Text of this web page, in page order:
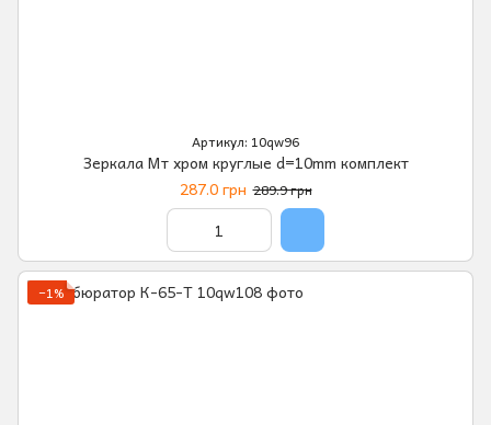
Артикул: 10qw96
Зеркала Мт хром круглые d=10mm комплект
287.0 грн 289.9 грн
−1%